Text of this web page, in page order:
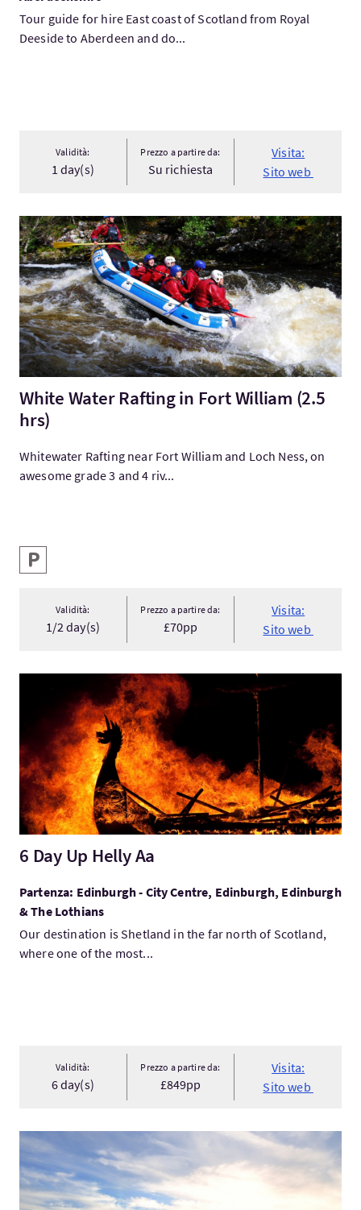
Tour guide for hire East coast of Scotland from Royal
Deeside to Aberdeen and do...
Validità:
1 day(s)
Prezzo a partire da:
Su richiesta
Visita:
Sito web
Visita:White Water Rafting in Fort William (2.5 hrs)
White Water Rafting in Fort William (2.5
hrs)
Whitewater Rafting near Fort William and Loch Ness, on
awesome grade 3 and 4 riv...
Servizi
Parcheggio
Validità:
1/2 day(s)
Prezzo a partire da:
£70pp
Visita:
Sito web
Visita:6 Day Up Helly Aa
6 Day Up Helly Aa
Partenza: Edinburgh - City Centre, Edinburgh, Edinburgh
& The Lothians
Our destination is Shetland in the far north of Scotland,
where one of the most...
Validità:
6 day(s)
Prezzo a partire da:
£849pp
Visita:
Sito web
Visita:Ayrshire Golf Tour